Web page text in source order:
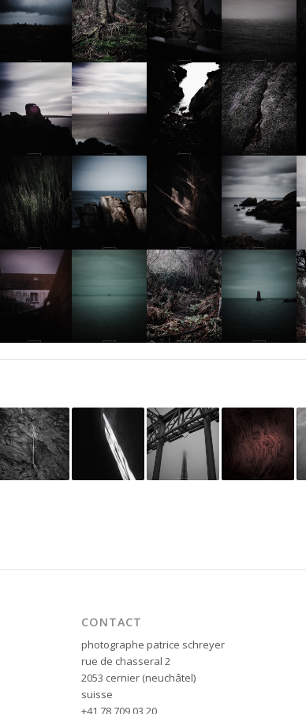
CONTACT
photographe patrice schreyer
rue de chasseral 2
2053 cernier (neuchâtel)
suisse
+41 78 709 03 20